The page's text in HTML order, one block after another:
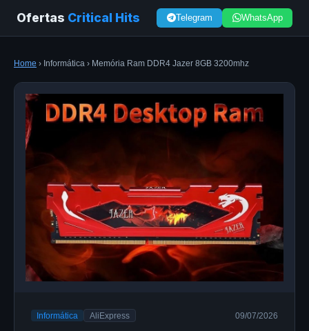
Ofertas Critical Hits Telegram WhatsApp
Home › Informática › Memória Ram DDR4 Jazer 8GB 3200mhz
Informática AliExpress 09/07/2026